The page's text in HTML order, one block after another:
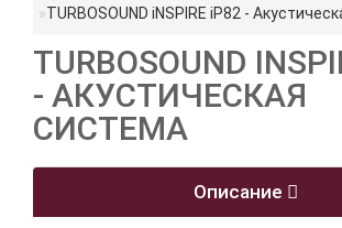
TURBOSOUND iNSPIRE iP82 -
TURBOSOUND
- АКУСТИЧЕСКАЯ
СИСТЕМА
Описание